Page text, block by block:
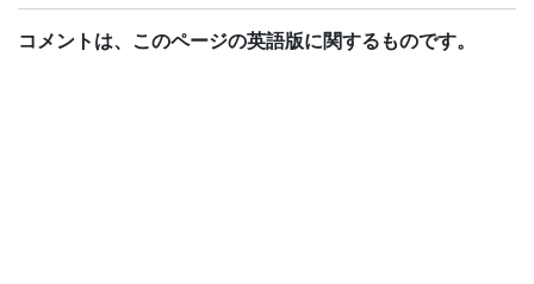
コメントは、このページの英語版に関するものです。